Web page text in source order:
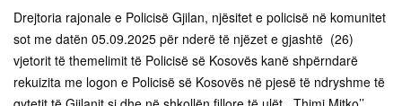
Drejtoria rajonale e Policisë Gjilan, njësitet e policisë në komunitet
sot me datën 05.09.2025 për nderë të njëzet e gjashtë (26)
vjetorit të themelimit të Policisë së Kosovës kanë shpërndarë
rekuizita me logon e Policisë së Kosovës në pjesë të ndryshme të